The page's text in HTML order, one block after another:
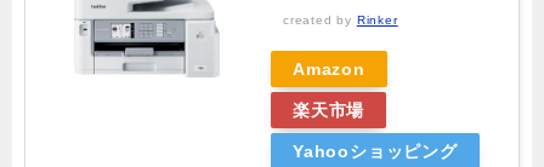
created by Rinker
Amazon
楽天市場
Yahooショッピング